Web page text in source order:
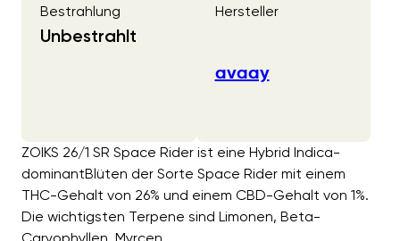
Bestrahlung
Unbestrahlt
Hersteller
avaay
ZOIKS 26/1 SR Space Rider ist eine Hybrid Indica-
dominantBlüten der Sorte Space Rider mit einem
THC-Gehalt von 26% und einem CBD-Gehalt von 1%.
Die wichtigsten Terpene sind Limonen, Beta-